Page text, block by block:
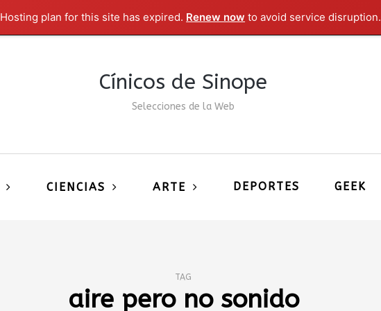
Hosting plan for this site has expired. Renew now to avoid service disruption.
Cínicos de Sinope
Selecciones de la Web
CIENCIAS ARTE DEPORTES GEEK
TAG
aire pero no sonido